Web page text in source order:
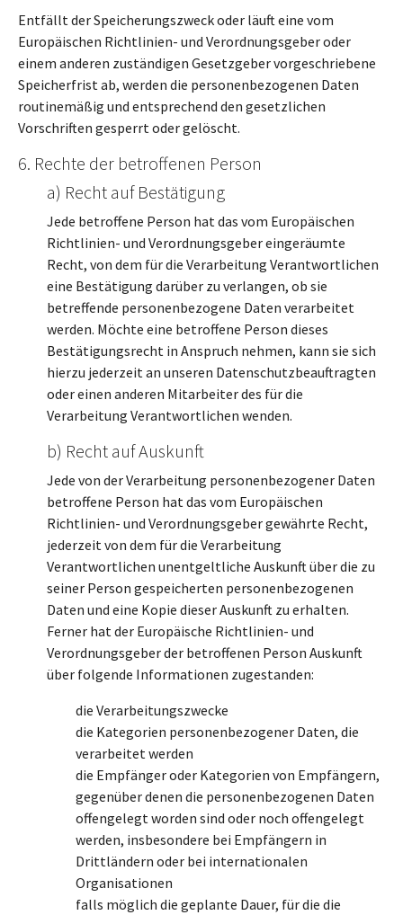
Entfällt der Speicherungszweck oder läuft eine vom
Europäischen Richtlinien- und Verordnungsgeber oder
einem anderen zuständigen Gesetzgeber vorgeschriebene
Speicherfrist ab, werden die personenbezogenen Daten
routinemäßig und entsprechend den gesetzlichen
Vorschriften gesperrt oder gelöscht.
6. Rechte der betroffenen Person
a) Recht auf Bestätigung
Jede betroffene Person hat das vom Europäischen
Richtlinien- und Verordnungsgeber eingeräumte
Recht, von dem für die Verarbeitung Verantwortlichen
eine Bestätigung darüber zu verlangen, ob sie
betreffende personenbezogene Daten verarbeitet
werden. Möchte eine betroffene Person dieses
Bestätigungsrecht in Anspruch nehmen, kann sie sich
hierzu jederzeit an unseren Datenschutzbeauftragten
oder einen anderen Mitarbeiter des für die
Verarbeitung Verantwortlichen wenden.
b) Recht auf Auskunft
Jede von der Verarbeitung personenbezogener Daten
betroffene Person hat das vom Europäischen
Richtlinien- und Verordnungsgeber gewährte Recht,
jederzeit von dem für die Verarbeitung
Verantwortlichen unentgeltliche Auskunft über die zu
seiner Person gespeicherten personenbezogenen
Daten und eine Kopie dieser Auskunft zu erhalten.
Ferner hat der Europäische Richtlinien- und
Verordnungsgeber der betroffenen Person Auskunft
über folgende Informationen zugestanden:
die Verarbeitungszwecke
die Kategorien personenbezogener Daten, die
verarbeitet werden
die Empfänger oder Kategorien von Empfängern,
gegenüber denen die personenbezogenen Daten
offengelegt worden sind oder noch offengelegt
werden, insbesondere bei Empfängern in
Drittländern oder bei internationalen
Organisationen
falls möglich die geplante Dauer, für die die